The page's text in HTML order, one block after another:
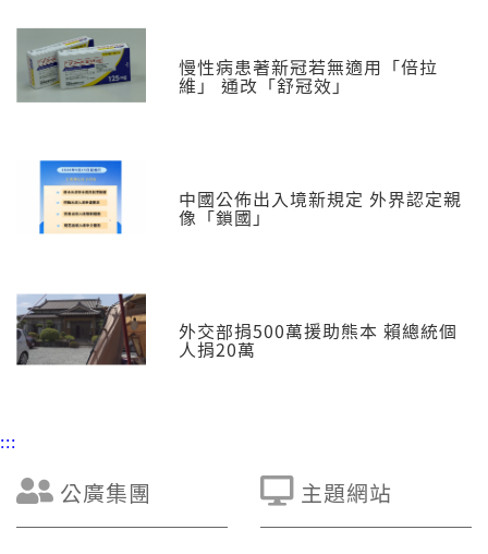
慢性病患著新冠若無適用「倍拉
維」 通改「舒冠效」
中國公佈出入境新規定 外界認定親
像「鎖國」
外交部捐500萬援助熊本 賴總統個
人捐20萬
:::
公廣集團 主題網站